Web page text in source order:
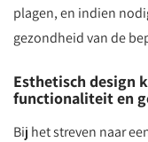
plagen, en indien
gezondheid van de
Esthetisch design
functionaliteit en
Bij het streven naar